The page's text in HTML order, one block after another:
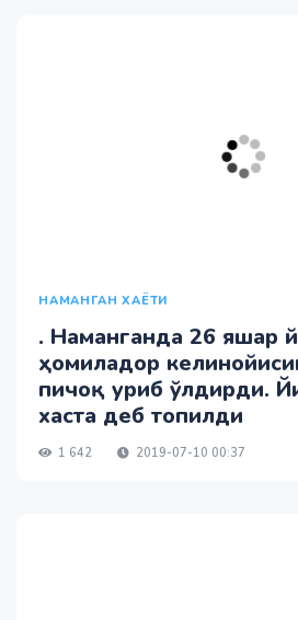
НАМАНГАН ХАЁТИ
. Наманганда 26 яшар
ҳомиладор
пичоқ уриб ўлдирди.
хаста деб топилди
1 642 2019-07-10 00:37